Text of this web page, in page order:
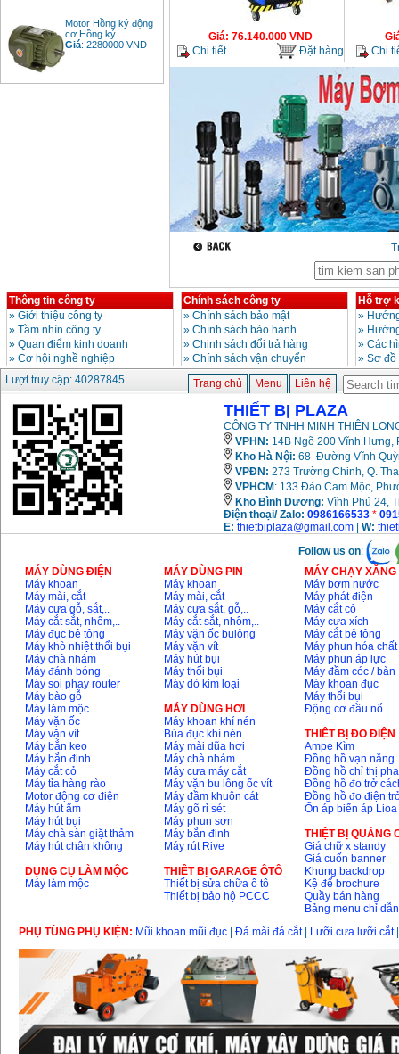
Motor Hồng ký động
cơ Hồng ký
Giá :2280000 VND
Máy cưa xích chạy
xăng Stihl MS661
Giá:29900000
Máy cắt góc đa năng
Giá :14068000
Bộ máy khoan 100
chi tiết Bosch GSB
13RE (650W)
Giá:2200000
GSB 16RE (750W)
Giá
1850000
Động cơ xăng Honda
GX160 (5.5HP)
Giá:7200000VND
Máy mài 100mm
Makita 9553B (710W)
Giá
Giá: 76.140.000 VND
Chi tiết
Đặt hàng
Chi
Thông tin công ty
» Giới thiệu công ty
» Tầm nhìn công ty
» Quan điểm kinh doanh
» Cơ hội nghề nghiệp
Chính sách công ty
» Chính sách bảo mật
» Chính sách bảo hành
» Chinh sách đổi trả hàng
» Chính sách vận chuyển
Hỗ trợ
»
»
» Các
» Sơ
Lượt truy cập: 40287845
Trang chủ Menu Liên hệ
THIẾT BỊ PLAZA
CÔNG TY TNHH MINH THIÊN
VPHN: 14B Ngõ 200 Vĩnh Hưng,
Kho Hà Nội: 68 Đường Vĩnh
VPĐN: 273 Trường Chinh, Q.
VPHCM : 133 Đào Cam Mộc,
Kho Bình Dương: Vĩnh Phú 24,
Điện thoại/ Zalo: 0986166533 *
E: thietbiplaza@gmail.com W:
Follow us on:
MÁY DÙNG ĐIỆN
Máy khoan
Máy mài, cắt
Máy cưa gỗ, sắt,..
Máy cắt sắt, nhôm,..
Máy đục bê tông
Máy khò nhiệt thổi bụi
Máy chà nhám
Máy đánh bóng
Máy soi phay router
Máy bào gỗ
Máy làm mộc
Máy vặn ốc
Máy vặn vít
Máy bắn keo
Máy bắn đinh
Máy cắt cỏ
Máy tỉa hàng rào
Motor động cơ điện
Máy hút ẩm
Máy hút bụi
Máy chà sàn giặt thảm
Máy hút chân không
DỤNG CỤ LÀM MỘC
Máy làm mộc
MÁY DÙNG PIN
Máy khoan
Máy mài, cắt
Máy cưa sắt, gỗ,..
Máy cắt sắt, nhôm,..
Máy vặn ốc bulông
Máy vặn vít
Máy hút bụi
Máy thổi bụi
Máy dò kim loại
MÁY DÙNG HƠI
Máy khoan khí nén
Búa đục khí nén
Máy mài dũa hơi
Máy chà nhám
Máy cưa máy cắt
Máy vặn bu lông ốc vít
Máy đầm khuôn cát
Máy gõ rỉ sét
Máy phun sơn
Máy bắn đinh
Máy rút Rive
THIÊT BỊ GARAGE ÔTÔ
Thiết bị sửa chữa ô tô
Thiết bị bảo hộ PCCC
MÁY CHẠY
Máy bơm nước
Máy phát điện
Máy cắt cỏ
Máy cưa xích
Máy cắt bê tông
Máy phun hóa chất
Máy phun áp lực
Máy đầm cóc / bàn
Máy khoan đục
Máy thổi bụi
Động cơ đầu nổ
THIÊT BỊ ĐO ĐIỆN
Ampe Kìm
Đồng hồ vạn năng
Đồng hồ chỉ thị pha
Đồng hồ đo trở
Đồng hồ đo điện
Ổn áp biến áp Lioa
THIỆT BỊ QUẢNG
Giá chữ x standy
Giá cuốn banner
Khung backdrop
Kệ để brochure
Quầy bán hàng
Bảng menu chỉ dẫn
PHỤ TÙNG PHỤ KIỆN: Mũi khoan mũi đục Đá mài đá cắt| Lưỡi cưa lưỡi cắt